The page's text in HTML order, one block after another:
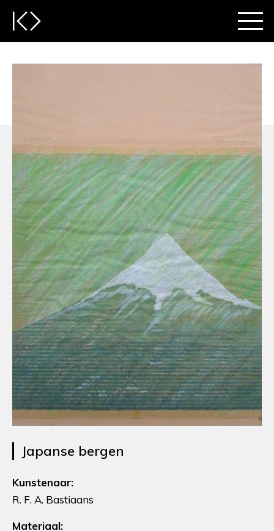
Japanse bergen
Kunstenaar:
R. F. A. Bastiaans
Materiaal: